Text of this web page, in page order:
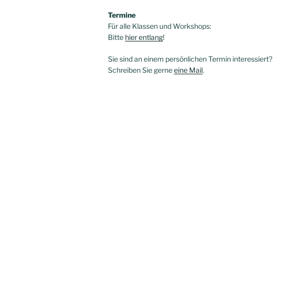
Termine
Für alle Klassen und Workshops:
Bitte hier entlang!
Sie sind an einem persönlichen Termin interessiert?
Schreiben Sie gerneeine Mail.